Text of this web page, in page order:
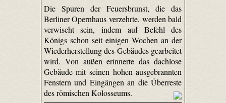
Die Spuren der Feuersbrunst, die das
Berliner Opernhaus verzehrte, werden bald
verwischt sein, indem auf Befehl des
Königs schon seit einigen Wochen an der
Wiederherstellung des Gebäudes gearbeitet
wird. Von außen erinnerte das dachlose
Gebäude mit seinen hohen ausgebrannten
Fenstern und Eingängen an die Überreste
des römischen Kolosseums.